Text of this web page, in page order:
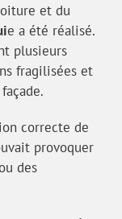
et du
e a été réalisé.
plusieurs
fragilisées et
correcte de
provoquer
des